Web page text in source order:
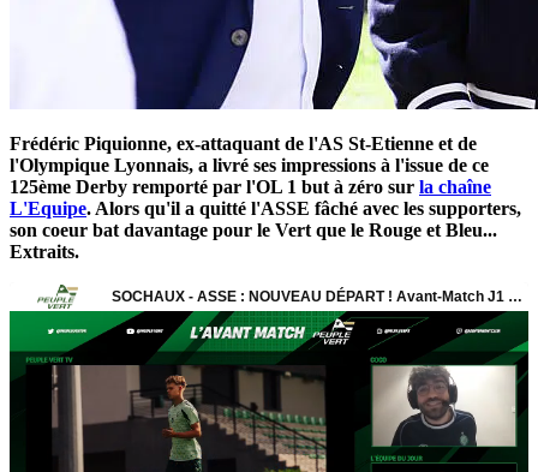
Frédéric Piquionne, ex-attaquant de l'AS St-Etienne et de
l'Olympique Lyonnais, a livré ses impressions à l'issue de ce
125ème Derby remporté par l'OL 1 but à zéro sur la chaîne
L'Equipe. Alors qu'il a quitté l'ASSE fâché avec les supporters,
son coeur bat davantage pour le Vert que le Rouge et Bleu...
Extraits.